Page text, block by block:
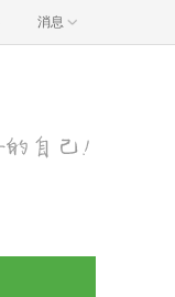
消息